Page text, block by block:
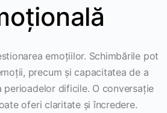
emoțiilor. Schimbările pot
precum și capacitatea de a
perioadelor dificile. O conversație
oferi claritate și încredere.